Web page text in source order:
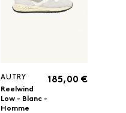
AUTRY
Reelwind
Low - Blanc -
Homme
185,00 €